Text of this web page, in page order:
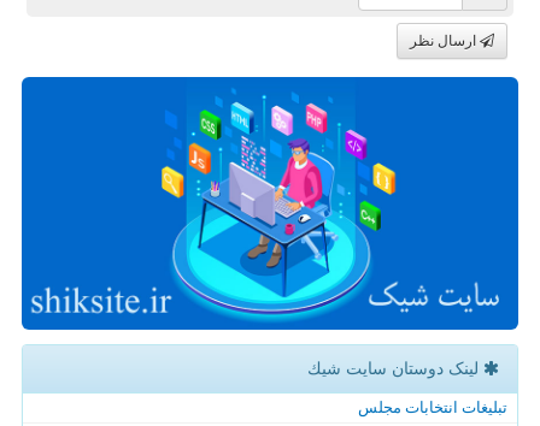
ارسال نظر
لینک دوستان سایت شیك
تبلیغات انتخابات مجلس